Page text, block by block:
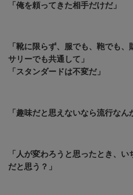
「俺を頼ってきた相手だけだ」
「靴に限らず、服でも、鞄でも
サリーでも共通して」
「スタンダードは不変だ」
「趣味だと思えないなら流行なん
「人が変わろうと思ったとき、
だと思う？」